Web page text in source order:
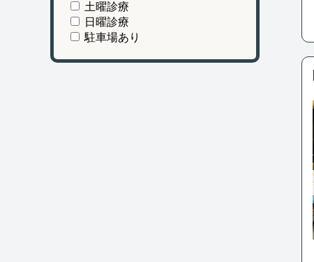
土曜診療
日曜診療
駐車場あり